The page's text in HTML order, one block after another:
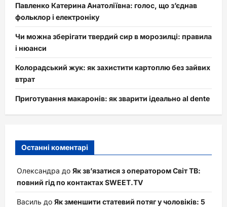
Павленко Катерина Анатоліївна: голос, що з’єднав
фольклор і електроніку
Чи можна зберігати твердий сир в морозилці: правила
і нюанси
Колорадський жук: як захистити картоплю без зайвих
втрат
Приготування макаронів: як зварити ідеально al dente
Останні коментарі
Олександра до Як зв’язатися з оператором Світ ТВ:
повний гід по контактах SWEET.TV
Василь до Як зменшити статевий потяг у чоловіків: 5